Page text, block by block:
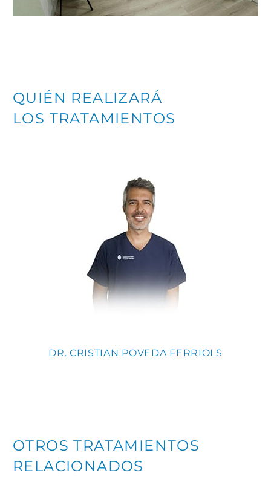
QUIÉN REALIZARÁ
LOS TRATAMIENTOS
DR. CRISTIAN POVEDA FERRIOLS
OTROS TRATAMIENTOS
RELACIONADOS